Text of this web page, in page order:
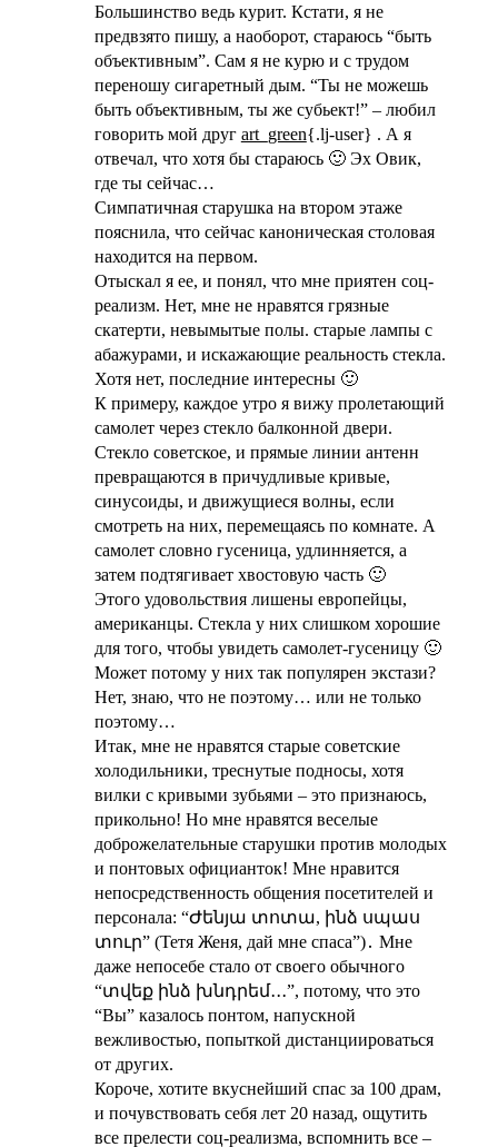
Большинство ведь курит. Кстати, я не
предвзято пишу, а наоборот, стараюсь “быть
объективным”. Сам я не курю и с трудом
переношу сигаретный дым. “Ты не можешь
быть объективным, ты же субьект!” – любил
говорить мой друг art_green{.lj-user} . А я
отвечал, что хотя бы стараюсь 🙂 Эх Овик,
где ты сейчас…
Симпатичная старушка на втором этаже
пояснила, что сейчас каноническая столовая
находится на первом.
Отыскал я ее, и понял, что мне приятен соц-
реализм. Нет, мне не нравятся грязные
скатерти, невымытые полы. старые лампы с
абажурами, и искажающие реальность стекла.
Хотя нет, последние интересны 🙂
К примеру, каждое утро я вижу пролетающий
самолет через стекло балконной двери.
Стекло советское, и прямые линии антенн
превращаются в причудливые кривые,
синусоиды, и движущиеся волны, если
смотреть на них, перемещаясь по комнате. А
самолет словно гусеница, удлинняется, а
затем подтягивает хвостовую часть 🙂
Этого удовольствия лишены европейцы,
американцы. Стекла у них слишком хорошие
для того, чтобы увидеть самолет-гусеницу 🙂
Может потому у них так популярен экстази?
Нет, знаю, что не поэтому… или не только
поэтому…
Итак, мне не нравятся старые советские
холодильники, треснутые подносы, хотя
вилки с кривыми зубьями – это признаюсь,
прикольно! Но мне нравятся веселые
доброжелательные старушки против молодых
и понтовых официанток! Мне нравится
непосредственность общения посетителей и
персонала: “Ժենյա տոտա, ինձ սպաս
տուր” (Тетя Женя, дай мне спаса”)․ Мне
даже непосебе стало от своего обычного
“տվեք ինձ խնդրեմ․․․”, потому, что это
“Вы” казалось понтом, напускной
вежливостью, попыткой дистанциироваться
от других.
Короче, хотите вкуснейший спас за 100 драм,
и почувствовать себя лет 20 назад, ощутить
все прелести соц-реализма, вспомнить все –